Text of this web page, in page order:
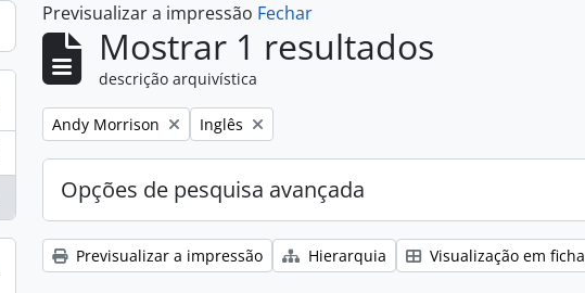
Previsualizar a impressão Fechar
Mostrar 1 resultados
descrição arquivística
Remove filter:
Andy Morrison Remove filter:
Inglês
Opções de pesquisa avançada
Previsualizar a impressão Hierarquia Visualização em ficha